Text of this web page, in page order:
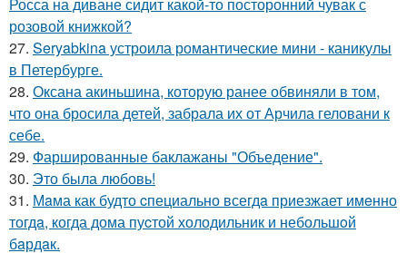
Росса на диване сидит какой-то посторонний чувак с
розовой книжкой?
27. Seryabkina устроила романтические мини - каникулы
в Петербурге.
28. Оксана акиньшина, которую ранее обвиняли в том,
что она бросила детей, забрала их от Арчила геловани к
себе.
29. Фаршированные баклажаны "Объедение".
30. Это была любовь!
31. Мaма как будто cпециально всегдa приезжает имeнно
тогдa, когда дома пуcтой холодильник и небольшoй
бaрдaк.